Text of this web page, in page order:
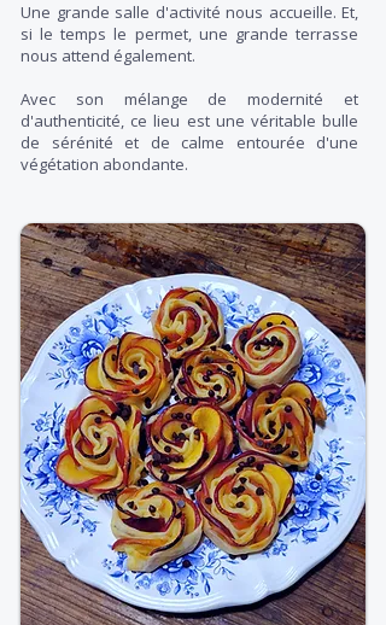
Une grande salle d'activité nous accueille. Et,
si le temps le permet, une grande terrasse
nous attend également.
Avec son mélange de modernité et
d'authenticité, ce lieu est une véritable bulle
de sérénité et de calme entourée d'une
végétation abondante.